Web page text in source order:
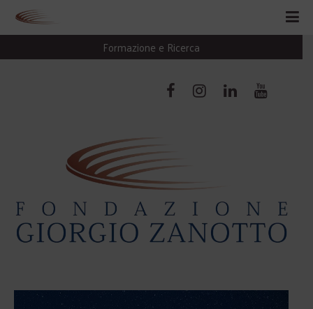
Formazione e Ricerca